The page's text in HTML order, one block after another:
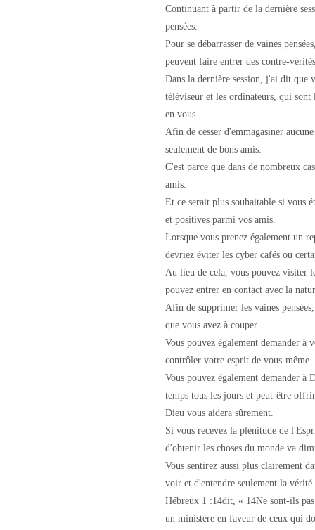
Continuant à partir de la dernière
pensées.
Pour se débarrasser de vaines
peuvent faire entrer des contre-
Dans la dernière session, j'ai dit que
téléviseur et les ordinateurs, qui
en vous.
Afin de cesser d'emmagasiner
seulement de bons amis.
C'est parce que dans de nombreux
amis.
Et ce serait plus souhaitable si vous
et positives parmi vos amis.
Lorsque vous prenez également un
devriez éviter les cyber cafés ou
Au lieu de cela, vous pouvez visiter
pouvez entrer en contact avec la
Afin de supprimer les vaines
que vous avez à couper.
Vous pouvez également demander
contrôler votre esprit de vous-même.
Vous pouvez également demander à
temps tous les jours et peut-être
Dieu vous aidera sûrement.
Si vous recevez la plénitude de
d'obtenir les choses du monde va
Vous sentirez aussi plus clairement
voir et d'entendre seulement la vérité.
Hébreux 1 :14dit, « 14Ne sont-ils
un ministère en faveur de ceux qui